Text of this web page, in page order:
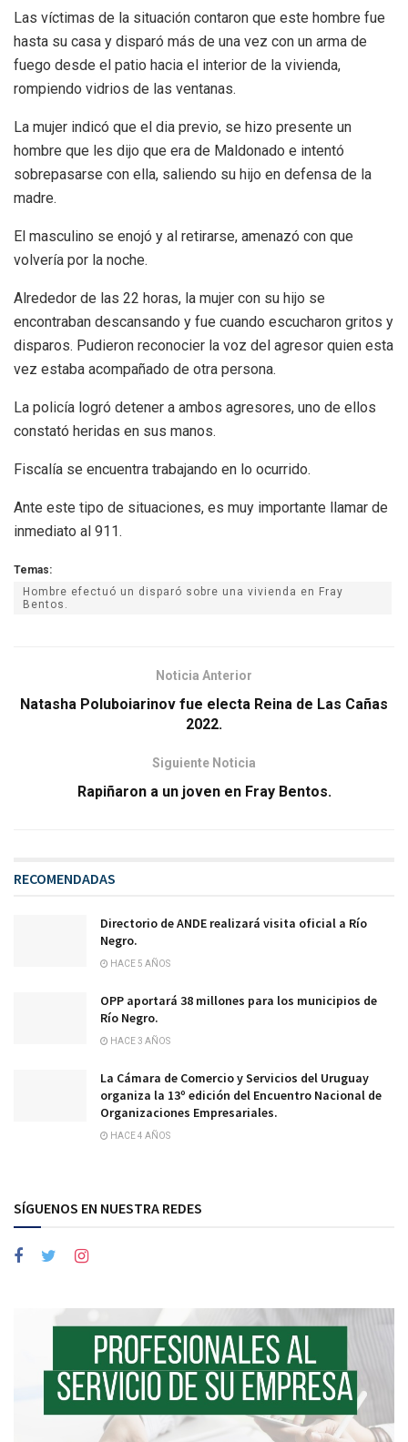
Las víctimas de la situación contaron que este hombre fue
hasta su casa y disparó más de una vez con un arma de
fuego desde el patio hacia el interior de la vivienda,
rompiendo vidrios de las ventanas.
La mujer indicó que el dia previo, se hizo presente un
hombre que les dijo que era de Maldonado e intentó
sobrepasarse con ella, saliendo su hijo en defensa de la
madre.
El masculino se enojó y al retirarse, amenazó con que
volvería por la noche.
Alrededor de las 22 horas, la mujer con su hijo se
encontraban descansando y fue cuando escucharon gritos y
disparos. Pudieron reconocier la voz del agresor quien esta
vez estaba acompañado de otra persona.
La policía logró detener a ambos agresores, uno de ellos
constató heridas en sus manos.
Fiscalía se encuentra trabajando en lo ocurrido.
Ante este tipo de situaciones, es muy importante llamar de
inmediato al 911.
Temas:
Hombre efectuó un disparó sobre una vivienda en Fray
Bentos.
Noticia Anterior
Natasha Poluboiarinov fue electa Reina de Las Cañas
2022.
Siguiente Noticia
Rapiñaron a un joven en Fray Bentos.
RECOMENDADAS
Directorio de ANDE realizará visita oficial a Río
Negro.
HACE 5 AÑOS
OPP aportará 38 millones para los municipios de
Río Negro.
HACE 3 AÑOS
La Cámara de Comercio y Servicios del Uruguay
organiza la 13º edición del Encuentro Nacional de
Organizaciones Empresariales.
HACE 4 AÑOS
SÍGUENOS EN NUESTRA REDES